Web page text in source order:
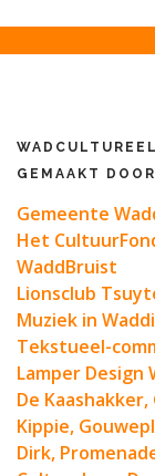
GEMAAKT
Gemeente
Het
WaddBruist
Lionsclub
Muziek in
Tekstueel-
Lamper Design
De
Kippie,
Dirk,